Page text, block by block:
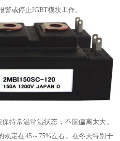
警或停止IGBT模块工作。
持常温常湿状态，不应偏离太大。
定在45～75%左右。在冬天特别干